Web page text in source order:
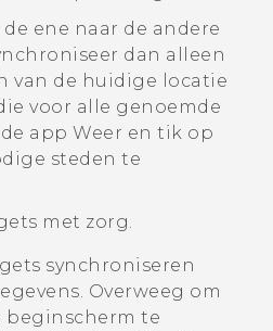
ene naar de andere
dan alleen
van de huidige locatie
voor alle genoemde
app Weer en tik op
steden te
met zorg.
synchroniseren
Overweeg om
beginscherm te